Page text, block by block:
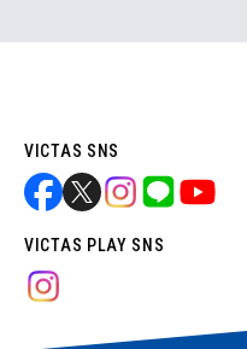
VICTAS SNS
VICTAS PLAY SNS